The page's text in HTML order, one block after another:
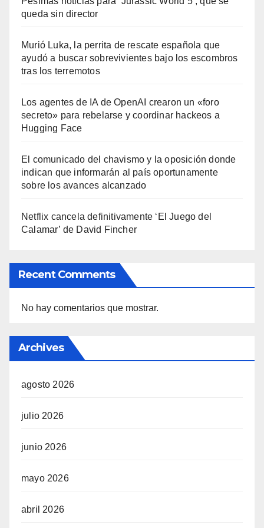
queda sin director
Murió Luka, la perrita de rescate española que
ayudó a buscar sobrevivientes bajo los escombros
tras los terremotos
Los agentes de IA de OpenAI crearon un «foro
secreto» para rebelarse y coordinar hackeos a
Hugging Face
El comunicado del chavismo y la oposición donde
indican que informarán al país oportunamente
sobre los avances alcanzado
Netflix cancela definitivamente ‘El Juego del
Calamar’ de David Fincher
Recent Comments
No hay comentarios que mostrar.
Archives
agosto 2026
julio 2026
junio 2026
mayo 2026
abril 2026